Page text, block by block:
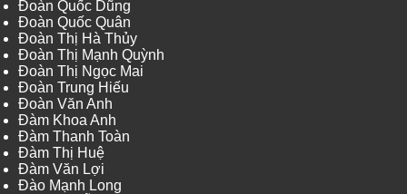
Đoàn Quốc Dũng
Đoàn Quốc Quân
Đoàn Thị Hà Thủy
Đoàn Thị Mạnh Quỳnh
Đoàn Thị Ngọc Mai
Đoàn Trung Hiếu
Đoàn Văn Anh
Đàm Khoa Anh
Đàm Thanh Toàn
Đàm Thị Huệ
Đàm Văn Lợi
Đào Mạnh Long